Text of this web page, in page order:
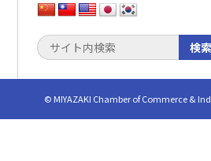
検索
© MIYAZAKI Chamber of Commerce &